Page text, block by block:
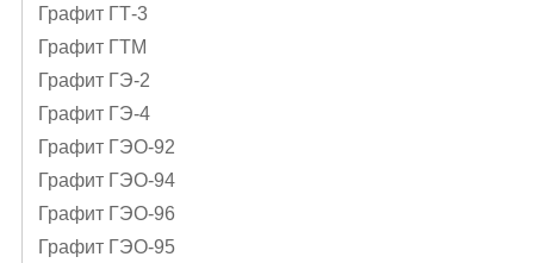
Графит ГТ-3
Графит ГТМ
Графит ГЭ-2
Графит ГЭ-4
Графит ГЭO-92
Графит ГЭO-94
Графит ГЭO-96
Графит ГЭО-95